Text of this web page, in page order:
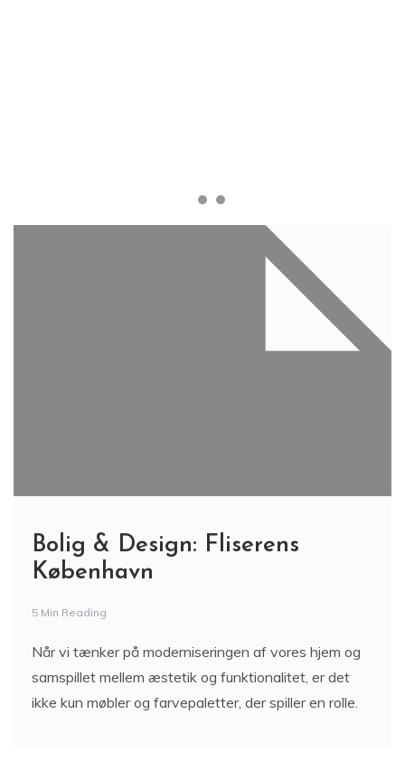
Bolig & Design: Fliserens
København
5 Min Reading
Når vi tænker på moderniseringen af vores hjem og
samspillet mellem æstetik og funktionalitet, er det
ikke kun møbler og farvepaletter, der spiller en rolle.